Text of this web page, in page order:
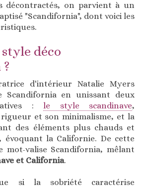
décontractés, on parvient à un
"Scandifornia", dont voici les
déco
d'intérieur Natalie Myers
Scandifornia en unissant deux
:le style scandinave,
et son minimalisme, et la
des éléments plus chauds et
évoquant la Californie. De cette
valise Scandifornia, mêlant
et California.
si la sobriété caractérise